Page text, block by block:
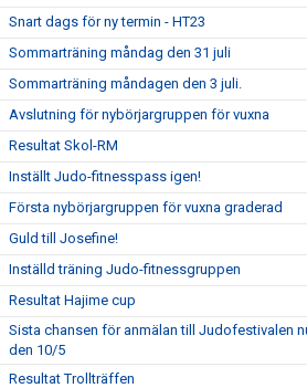
Snart dags för ny termin - HT23
Sommarträning måndag den 31 juli
Sommarträning måndagen den 3 juli.
Avslutning för nybörjargruppen för vuxna
Resultat Skol-RM
Inställt Judo-fitnesspass igen!
Första nybörjargruppen för vuxna graderad
Guld till Josefine!
Inställd träning Judo-fitnessgruppen
Resultat Hajime cup
Sista chansen för anmälan till Judofestivalen
den 10/5
Resultat Trollträffen